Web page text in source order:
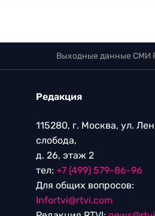
Выходные данные СМИ
Редакция
115280, г. Москва, ул.
слобода,
д. 26, этаж 2
тел: +7 (499) 579-86-96
Для общих вопросов:
Infortvi@rtvi.com